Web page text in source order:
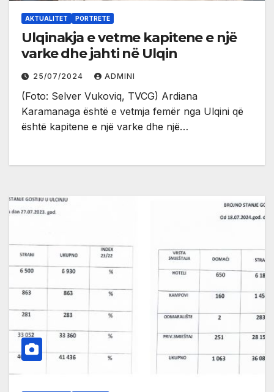
AKTUALITET PORTRETE
Ulqinakja e vetme kapitene e një
varke dhe jahti në Ulqin
25/07/2024 ADMINI
(Foto: Selver Vukoviq, TVCG) Ardiana
Karamanaga është e vetmja femër nga Ulqini që
është kapitene e një varke dhe një…